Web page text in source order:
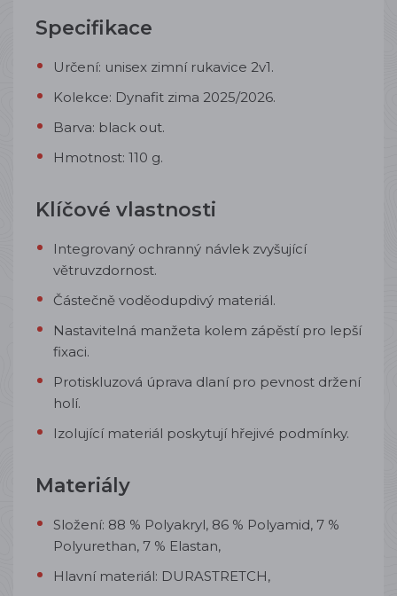
Specifikace
Určení: unisex zimní rukavice 2v1.
Kolekce: Dynafit zima 2025/2026.
Barva: black out.
Hmotnost: 110 g.
Klíčové vlastnosti
Integrovaný ochranný návlek zvyšující
větruvzdornost.
Částečně voděodupdivý materiál.
Nastavitelná manžeta kolem zápěstí pro lepší
fixaci.
Protiskluzová úprava dlaní pro pevnost držení
holí.
Izolující materiál poskytují hřejivé podmínky.
Materiály
Složení: 88 % Polyakryl, 86 % Polyamid, 7 %
Polyurethan, 7 % Elastan,
Hlavní materiál: DURASTRETCH,